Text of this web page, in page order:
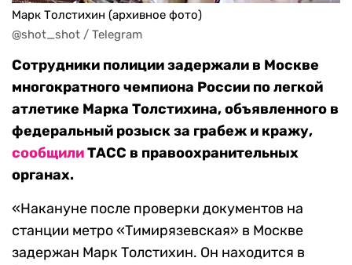
Марк Толстихин (архивное фото)
@shot_shot / Telegram
Сотрудники полиции задержали в Москве
многократного чемпиона России по легкой
атлетике Марка Толстихина, объявленного в
федеральный розыск за грабеж и кражу,
сообщилиТАСС в правоохранительных
органах.
«Накануне после проверки документов на
станции метро «Тимирязевская» в Москве
задержан Марк Толстихин. Он находится в